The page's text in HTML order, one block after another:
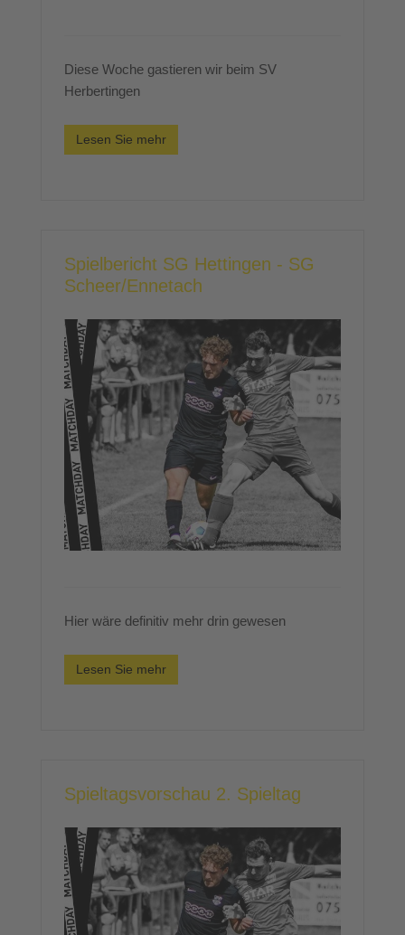
Diese Woche gastieren wir beim SV
Herbertingen
Lesen Sie mehr
Spielbericht SG Hettingen - SG
Scheer/Ennetach
Hier wäre definitiv mehr drin gewesen
Lesen Sie mehr
Spieltagsvorschau 2. Spieltag